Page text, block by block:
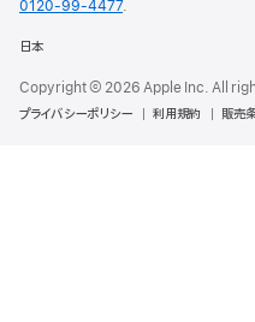
0120-99-4477.
日本
Copyright © 2026 Apple Inc. All
プライバシーポリシー
利用規約 販売